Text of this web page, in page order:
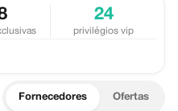
24
privilégios vip
Fornecedores Ofertas